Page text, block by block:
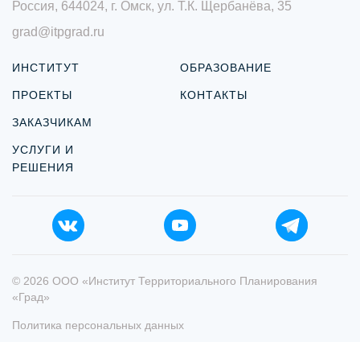
Россия, 644024, г. Омск, ул. Т.К. Щербанёва, 35
grad@itpgrad.ru
ИНСТИТУТ
ПРОЕКТЫ
ЗАКАЗЧИКАМ
УСЛУГИ И
РЕШЕНИЯ
ОБРАЗОВАНИЕ
КОНТАКТЫ
© 2026 ООО «Институт Территориального Планирования
«Град»
Политика персональных данных